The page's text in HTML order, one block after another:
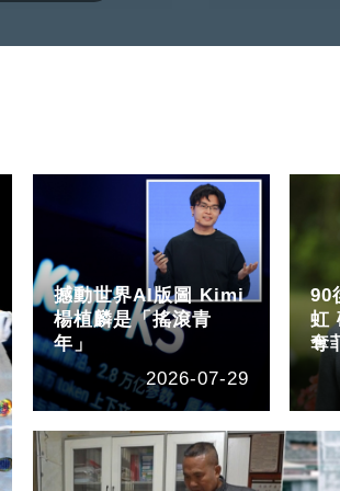
撼動世界AI版圖 Kimi
楊植麟是「搖滾青
年」
2026-07-29
90
虹
奪